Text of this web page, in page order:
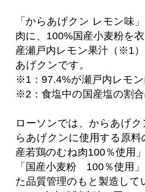
「からあげクン レモン味
肉に、100%国産小麦粉を
産瀬戸内レモン果汁（※1
あげクンです。
※1：97.4%が瀬戸内レモ
※2：食塩中の国産塩の割
ローソンでは、からあげ
らあげクンに使用する原料
産若鶏のむね肉100％使用
「国産小麦粉 100％使用
た品質管理のもと製造して